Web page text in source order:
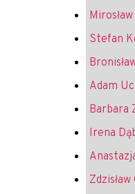
Stefan
Adam
Barbara
Irena